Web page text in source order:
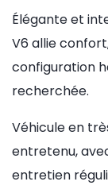
Élégante et
V6 allie
configuration
recherchée.
Véhicule en
entretenu,
entretien